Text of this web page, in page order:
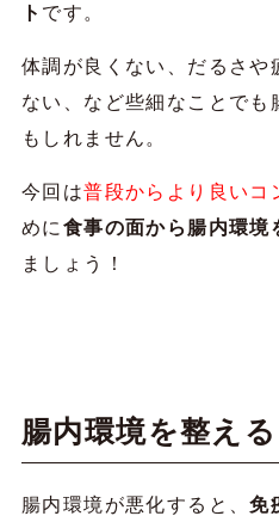
ト です。
体調が良くない、だるさや
ない、など些細なことでも
もしれません。
今回は普段からより良いコ
めに 食事の面から腸内環境
ましょう！
腸内環境を整え
腸内環境が悪化すると、免